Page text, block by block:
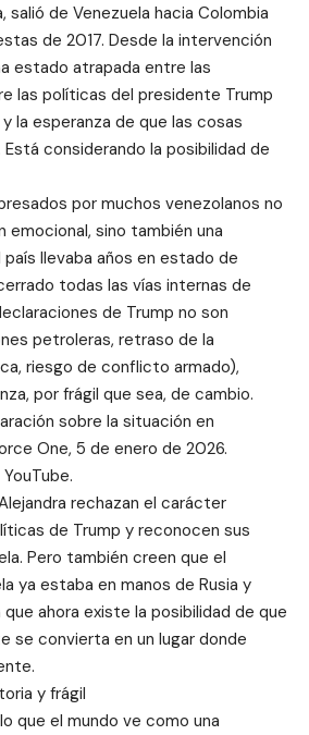
salió de Venezuela hacia Colombia
de 2017. Desde la intervención
estado atrapada entre las
las políticas del presidente Trump
la esperanza de que las cosas
considerando la posibilidad de
​​por muchos venezolanos no
emocional, sino también una
país llevaba años en estado de
todas las vías internas de
de Trump no son
petroleras, retraso de la
riesgo de conflicto armado),
por frágil que sea, de cambio.
sobre la situación en
One, 5 de enero de 2026.
rechazan el carácter
de Trump y reconocen sus
Pero también creen que el
ya estaba en manos de Rusia y
ahora existe la posibilidad de que
se convierta en un lugar donde
y frágil
que el mundo ve como una